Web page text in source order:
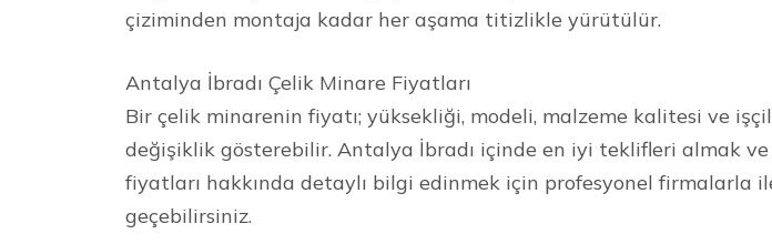
çiziminden montaja kadar her aşama titizlikle yürütülür.
Antalya İbradı Çelik Minare Fiyatları
Bir çelik minarenin fiyatı; yüksekliği, modeli, malzeme kalitesi ve
değişiklik gösterebilir. Antalya İbradı içinde en iyi teklifleri almak
fiyatları hakkında detaylı bilgi edinmek için profesyonel firmalarla
geçebilirsiniz.